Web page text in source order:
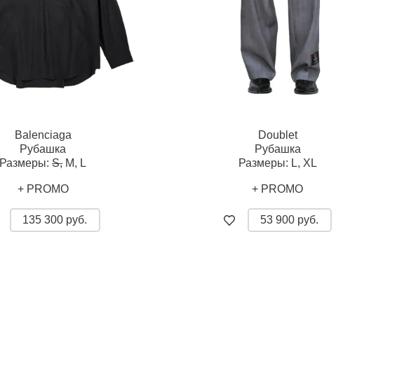
Balenciaga
Рубашка
Размеры:S, M, L
+ PROMO
135 300 руб.
Doublet
Рубашка
Размеры: L, XL
+ PROMO
53 900 руб.